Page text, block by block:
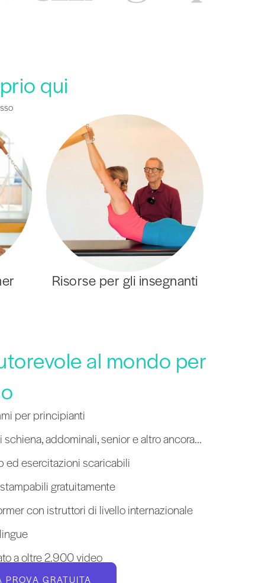
qui
Risorse per gli insegnanti
al mondo per
per principianti
addominali, senior e altro ancora...
ed esercitazioni scaricabili
gratuitamente
con istruttori di livello internazionale
a oltre 2.900 video
GRATUITA